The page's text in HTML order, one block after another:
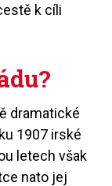
k cíli
dramatické
1907 irské
letech však
nato jej